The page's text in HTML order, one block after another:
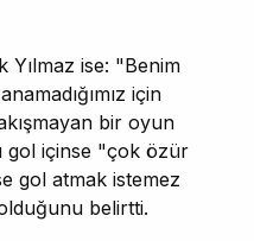
Yılmaz ise: "Benim
için
bir oyun
gol içinse "çok özür
gol atmak istemez
belirtti.